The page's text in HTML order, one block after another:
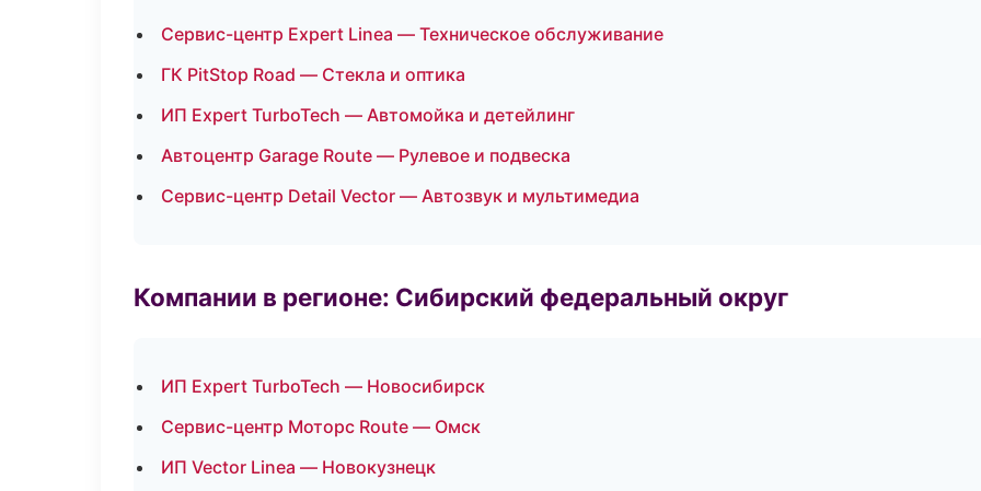
Сервис-центр Expert Linea — Техническое обслуживание
ГК PitStop Road — Стекла и оптика
ИП Expert TurboTech — Автомойка и детейлинг
Автоцентр Garage Route — Рулевое и подвеска
Сервис-центр Detail Vector — Автозвук и мультимедиа
Компании в регионе: Сибирский федеральный округ
ИП Expert TurboTech — Новосибирск
Сервис-центр Моторс Route — Омск
ИП Vector Linea — Новокузнецк